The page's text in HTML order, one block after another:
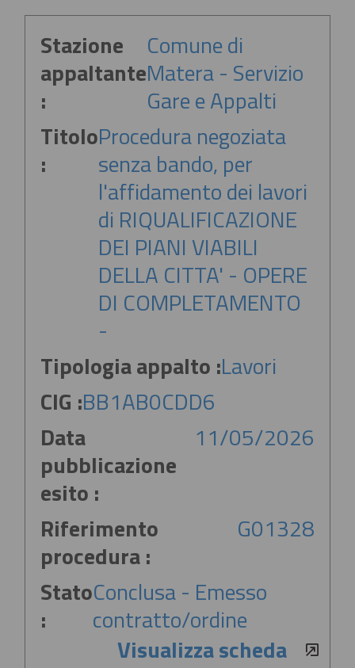
Stazione
appaltante
:
Comune di
Matera - Servizio
Gare e Appalti
Titolo
:
Procedura negoziata
senza bando, per
l'affidamento dei lavori
di RIQUALIFICAZIONE
DEI PIANI VIABILI
DELLA CITTA' - OPERE
DI COMPLETAMENTO
-
Tipologia appalto :Lavori
CIG :BB1AB0CDD6
Data
pubblicazione
esito :
11/05/2026
Riferimento
procedura :
G01328
Stato
:
Conclusa - Emesso
contratto/ordine
Visualizza scheda